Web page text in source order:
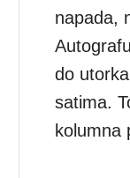
napada,
do
satima.
kolumna